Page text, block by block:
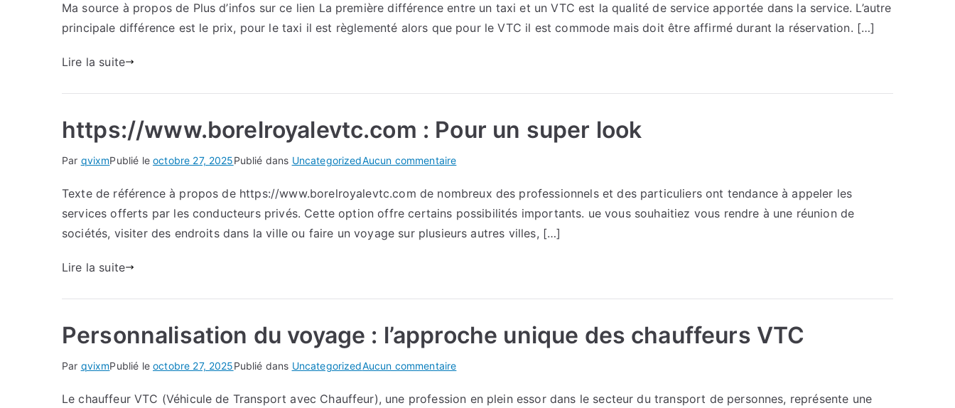
sur
Plus
Ma source à propos de Plus d’infos sur ce lien La première différence entre un taxi et un VTC est la qualité de service apportée dans la service. L’autre
principale différence est le prix, pour le taxi il est règlementé alors que pour le VTC il est commode mais doit être affirmé durant la réservation. […]
Lire la suite
https://www.borelroyalevtc.com : Pour un super look
Par qvixmPublié leoctobre 27, 2025Publié dans UncategorizedAucun commentairesur
:
Pour
un
Texte de référence à propos de https://www.borelroyalevtc.com de nombreux des professionnels et des particuliers ont tendance à appeler les
services offerts par les conducteurs privés. Cette option offre certains possibilités importants. ue vous souhaitiez vous rendre à une réunion de
sociétés, visiter des endroits dans la ville ou faire un voyage sur plusieurs autres villes, […]
Lire la suite
Personnalisation du voyage : l’approche unique des chauffeurs VTC
Par qvixmPublié leoctobre 27, 2025Publié dans UncategorizedAucun commentairesur
du
Le chauffeur VTC (Véhicule de Transport avec Chauffeur), une profession en plein essor dans le secteur du transport de personnes, représente une